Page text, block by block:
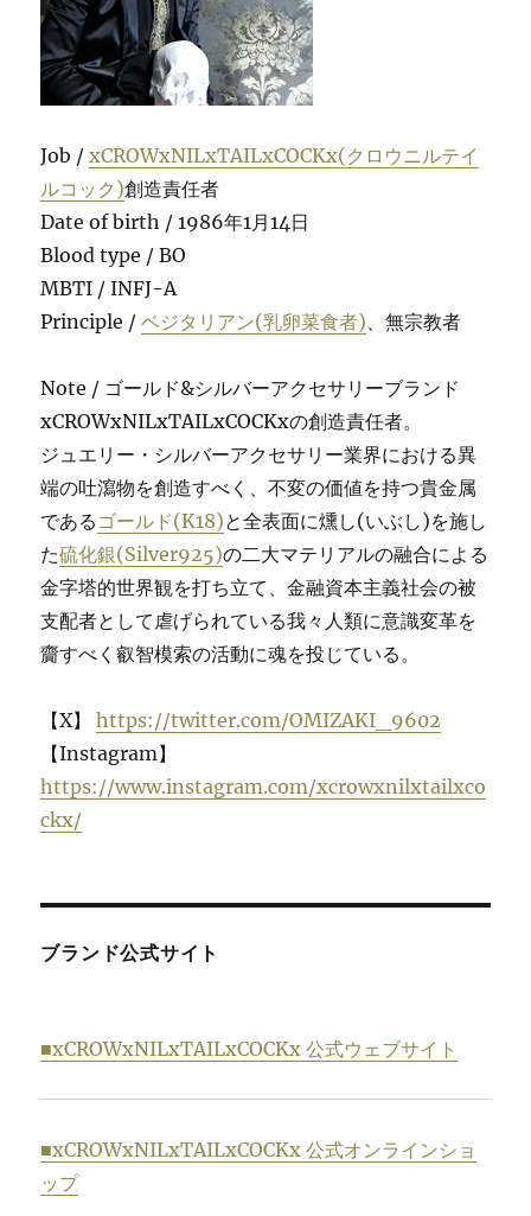
Job /xCROWxNILxTAILxCOCKx(クロウニルテイ
ルコック)創造責任者
Date of birth / 1986年1月14日
Blood type / BO
MBTI / INFJ-A
Principle /ベジタリアン(乳卵菜食者) 、無宗教者
Note / ゴールド&シルバーアクセサリーブランド
xCROWxNILxTAILxCOCKxの創造責任者。
ジュエリー・シルバーアクセサリー業界における異
端の吐瀉物を創造すべく、不変の価値を持つ貴金属
である ゴールド(K18)と全表面に燻し(いぶし)を施し
た硫化銀(Silver925)の二大マテリアルの融合による
金字塔的世界観を打ち立て、金融資本主義社会の被
支配者として虐げられている我々人類に意識変革を
齎すべく叡智模索の活動に魂を投じている。
【X】https://twitter.com/OMIZAKI_9602
【Instagram】
https://www.instagram.com/xcrowxnilxtailxco
ckx/
ブランド公式サイト
■xCROWxNILxTAILxCOCKx 公式ウェブサイト
■xCROWxNILxTAILxCOCKx 公式オンラインショ
ップ